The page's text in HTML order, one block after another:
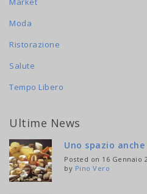
Moda
Ristorazione
Salute
Tempo Libero
Ultime News
Uno spazio
Posted on 16 Gennaio
by Pino Vero